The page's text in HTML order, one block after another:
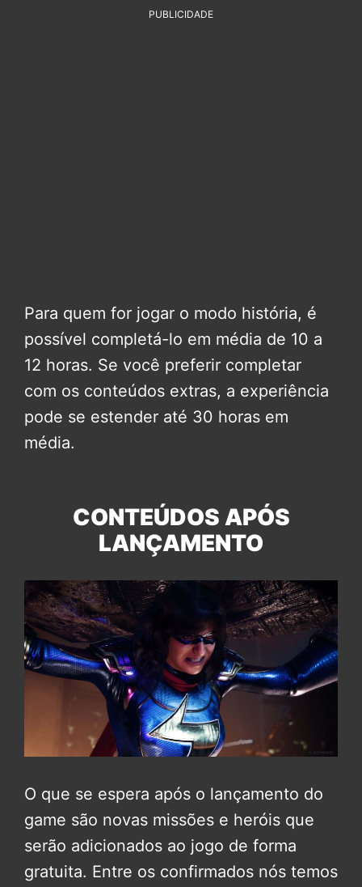
PUBLICIDADE
Para quem for jogar o modo história, é
possível completá-lo em média de 10 a
12 horas. Se você preferir completar
com os conteúdos extras, a experiência
pode se estender até 30 horas em
média.
CONTEÚDOS APÓS
LANÇAMENTO
O que se espera após o lançamento do
game são novas missões e heróis que
serão adicionados ao jogo de forma
gratuita. Entre os confirmados nós temos